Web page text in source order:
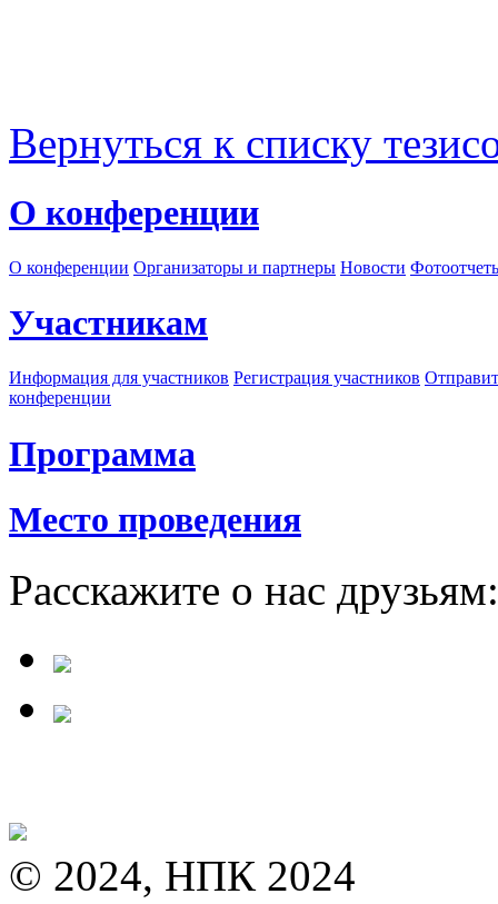
Вернуться к списку
О конференции
О конференции Организаторы и партнеры Новости
Участникам
Информация для участников Регистрация участников
конференции
Программа
Место проведения
Расскажите о нас друзьям:
© 2024, НПК 2024